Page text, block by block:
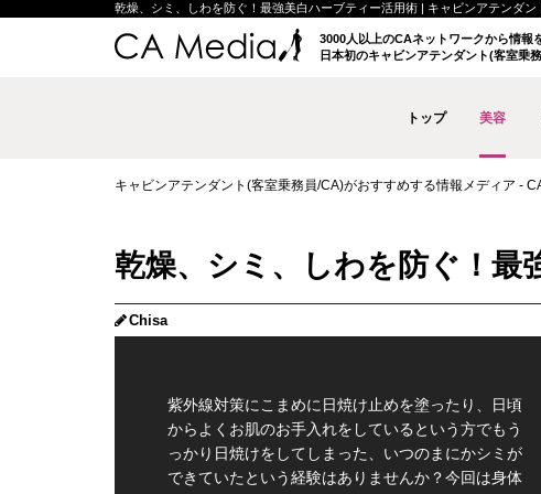
乾燥、シミ、しわを防ぐ！最強美白ハーブティー活用術 | キャビンアテンダ
3000人以上のCAネットワークから情報
日本初のキャビンアテンダント(客室乗
トップ 美容
キャビンアテンダント(客室乗務員/CA)がおすすめする情報メディア -
乾燥、シミ、しわを防ぐ！最
Chisa
紫外線対策にこまめに日焼け止めを塗ったり、日頃
からよくお肌のお手入れをしているという方でもう
っかり日焼けをしてしまった、いつのまにかシミが
できていたという経験はありませんか？今回は身体